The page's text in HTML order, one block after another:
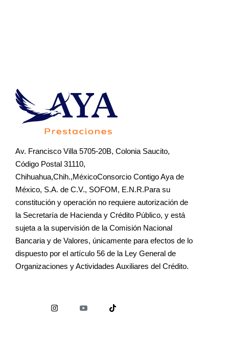
Av. Francisco Villa 5705-20B, Colonia Saucito,
Código Postal 31110,
Chihuahua,Chih.,MéxicoConsorcio Contigo Aya de
México, S.A. de C.V., SOFOM, E.N.R.Para su
constitución y operación no requiere autorización de
la Secretaría de Hacienda y Crédito Público, y está
sujeta a la supervisión de la Comisión Nacional
Bancaria y de Valores, únicamente para efectos de lo
dispuesto por el artículo 56 de la Ley General de
Organizaciones y Actividades Auxiliares del Crédito.